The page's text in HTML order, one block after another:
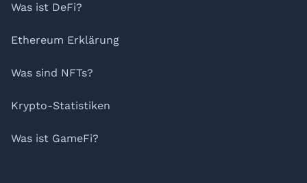
Was ist DeFi?
Ethereum Erklärung
Was sind NFTs?
Krypto-Statistiken
Was ist GameFi?